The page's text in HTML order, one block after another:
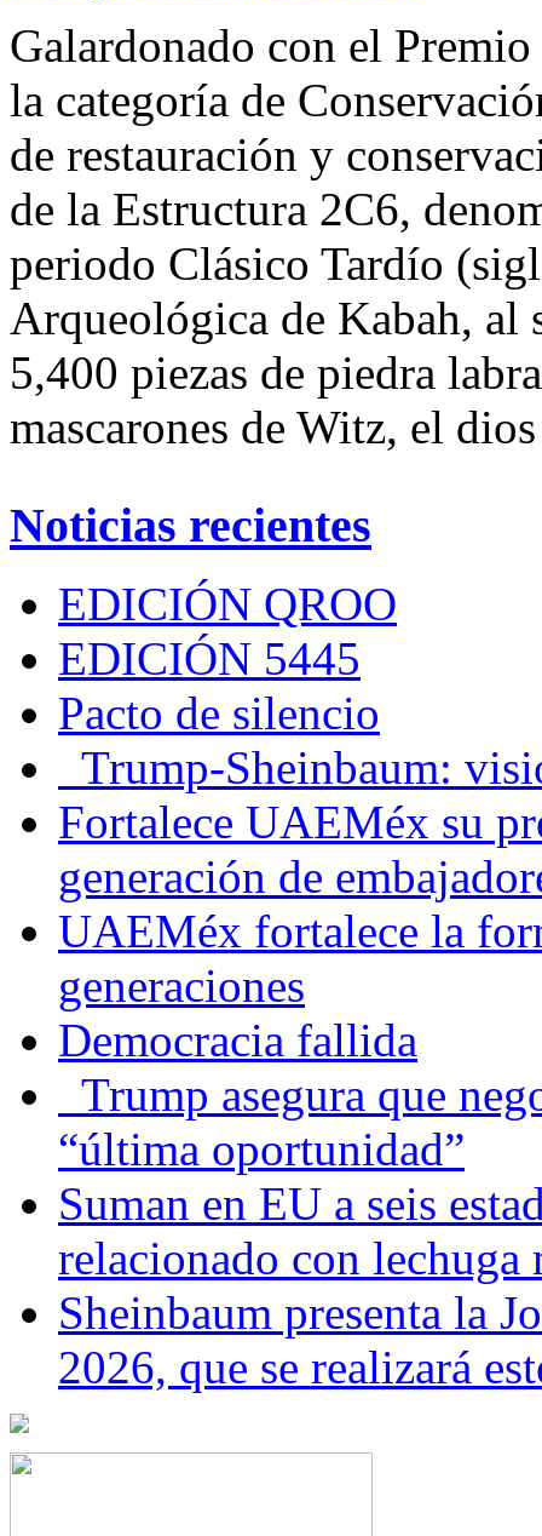
Galardonado con el
la categoría de
de restauración y
de la Estructura 2C6,
periodo Clásico Tardío
Arqueológica de Kabah, al
5,400 piezas de piedra
mascarones de Witz, el
Noticias recientes
EDICIÓN QROO
EDICIÓN 5445
Pacto de silencio
Trump-Sheinbaum:
Fortalece UAEMéx su
generación de
UAEMéx fortalece la
generaciones
Democracia fallida
Trump asegura que
“última oportunidad”
Suman en EU a seis
relacionado con lechuga
Sheinbaum presenta la
2026, que se realizará